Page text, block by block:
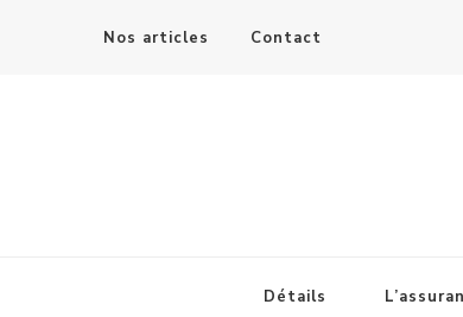
Nos articles Contact
Détails